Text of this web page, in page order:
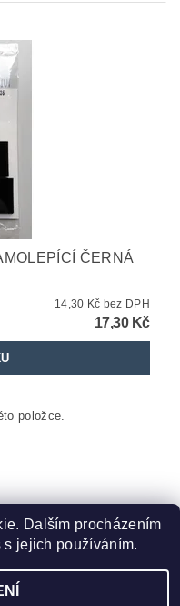
ČERNÁ
14,30 Kč bez DPH
17,30 Kč
položce.
obchod
Dalším procházením
jejich používáním.